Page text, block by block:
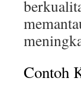
Contoh